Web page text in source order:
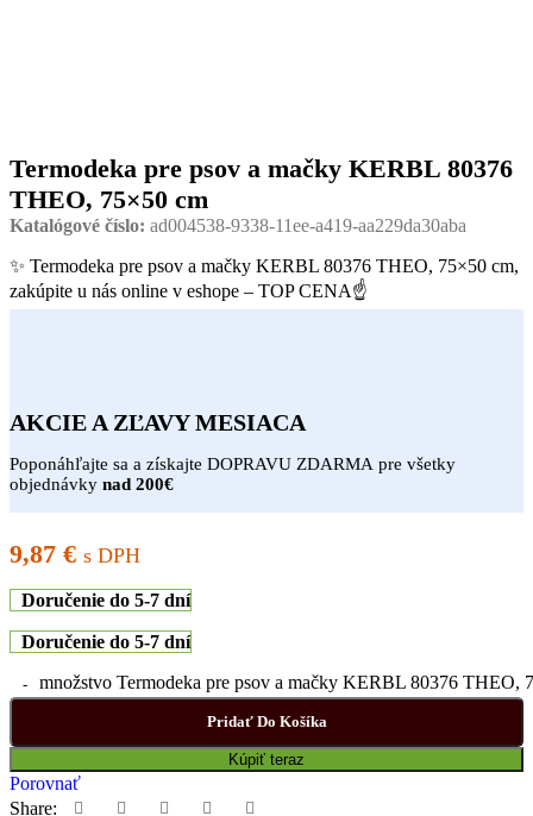
Termodeka pre psov a mačky KERBL 80376
THEO, 75×50 cm
Katalógové číslo: ad004538-9338-11ee-a419-aa229da30aba
✨ Termodeka pre psov a mačky KERBL 80376 THEO, 75×50 cm,
zakúpite u nás online v eshope – TOP CENA☝
AKCIE A ZĽAVY MESIACA
Poponáhľajte sa a získajte DOPRAVU ZDARMA pre všetky
objednávky nad 200€
9,87 € s DPH
Doručenie do 5-7 dní
Doručenie do 5-7 dní
množstvo Termodeka pre psov a mačky KERBL 80376 THEO,
Pridať Do Košíka
Kúpiť teraz
Porovnať
Share: